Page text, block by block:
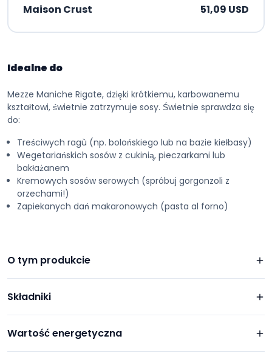
Maison Crust 51,09 USD
Idealne do
Mezze Maniche Rigate, dzięki krótkiemu, karbowanemu
kształtowi, świetnie zatrzymuje sosy. Świetnie sprawdza się
do:
Treściwych ragù (np. bolońskiego lub na bazie kiełbasy)
Wegetariańskich sosów z cukinią, pieczarkami lub
bakłażanem
Kremowych sosów serowych (spróbuj gorgonzoli z
orzechami!)
Zapiekanych dań makaronowych (pasta al forno)
O tym produkcie
Składniki
Wartość energetyczna